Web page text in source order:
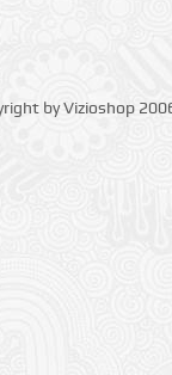
by Vizioshop